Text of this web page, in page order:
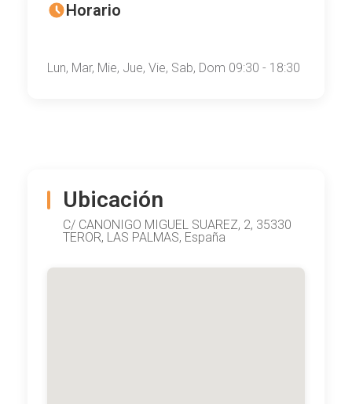
Ubicación
C/ CANONIGO MIGUEL SUAREZ, 2, 35330
TEROR, LAS PALMAS, España
Horario
Lun, Mar, Mie, Jue, Vie, Sab, Dom 09:30 - 18:30